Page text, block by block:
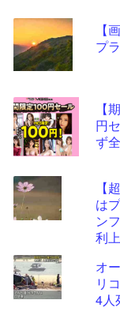
【
プ
【
円
ず
【
は
ン
利
か
オ
リ
4人
- 固
定リ
ンク
更新
ツー
ル